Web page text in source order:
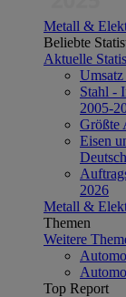
Metall &
Beliebte
Aktuelle
Stahl -
2005-
Größte
Eisen
2026
Metall &
Themen
Weitere
Top Report